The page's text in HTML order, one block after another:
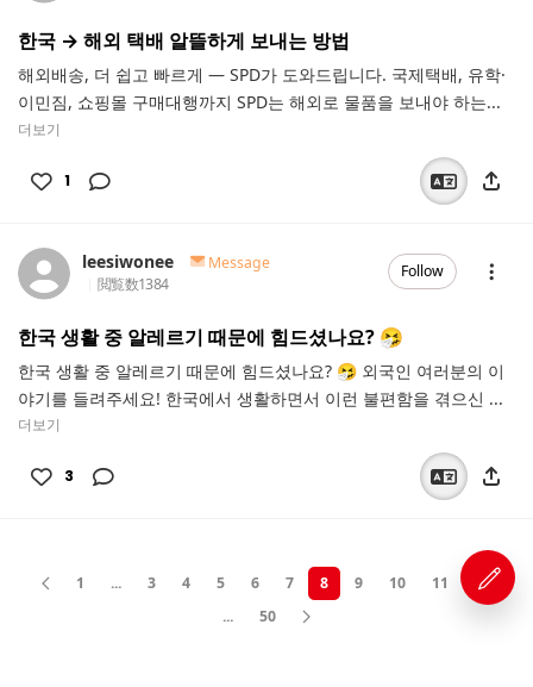
한국 → 해외 택배 알뜰하게 보내는 방법
해외배송, 더 쉽고 빠르게 — SPD가 도와드립니다. 국제택배, 유학·
이민짐, 쇼핑몰 구매대행까지 SPD는 해외로 물품을 보내야 하는...
더보기
1
leesiwonee
Message
閲覧数1384
Follow
한국 생활 중 알레르기 때문에 힘드셨나요? 🤧
한국 생활 중 알레르기 때문에 힘드셨나요? 🤧 외국인 여러분의 이
야기를 들려주세요! 한국에서 생활하면서 이런 불편함을 겪으신 ...
더보기
3
1 ... 3 4 5 6 7 8 9 10 11
12
...
50